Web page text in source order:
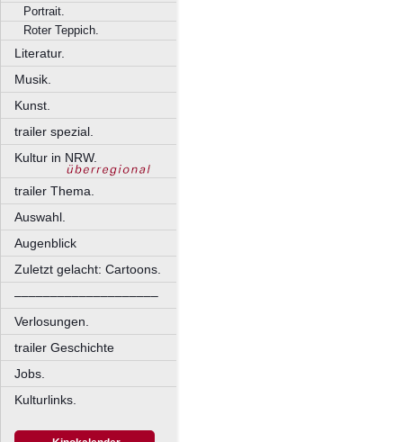
Portrait.
Roter Teppich.
Literatur.
Musik.
Kunst.
trailer spezial.
Kultur in NRW.
trailer Thema.
Auswahl.
Augenblick
Zuletzt gelacht: Cartoons.
––––––––––––––––––––
Verlosungen.
trailer Geschichte
Jobs.
Kulturlinks.